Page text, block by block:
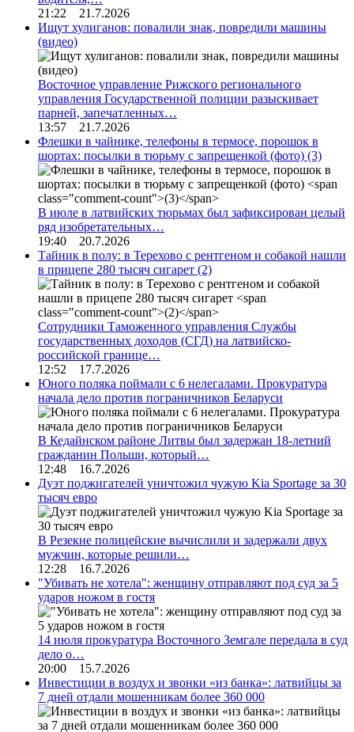
21:22 21.7.2026
Ищут хулиганов: повалили знак, повредили машины
(видео)
Восточное управление Рижского регионального
управления Государственной полиции разыскивает
парней, запечатленных…
13:57 21.7.2026
Флешки в чайнике, телефоны в термосе, порошок в
шортах: посылки в тюрьму с запрещенкой (фото) (3)
В июле в латвийских тюрьмах был зафиксирован целый
ряд изобретательных…
19:40 20.7.2026
Тайник в полу: в Терехово с рентгеном и собакой нашли
в прицепе 280 тысяч сигарет (2)
Сотрудники Таможенного управления Службы
государственных доходов (СГД) на латвийско-
российской границе…
12:52 17.7.2026
Юного поляка поймали с 6 нелегалами. Прокуратура
начала дело против пограничников Беларуси
В Кедайнском районе Литвы был задержан 18-летний
гражданин Польши, который…
12:48 16.7.2026
Дуэт поджигателей уничтожил чужую Kia Sportage за 30
тысяч евро
В Резекне полицейские вычислили и задержали двух
мужчин, которые решили…
12:28 16.7.2026
"Убивать не хотела": женщину отправляют под суд за 5
ударов ножом в гостя
14 июля прокуратура Восточного Земгале передала в суд
дело о…
20:00 15.7.2026
Инвестиции в воздух и звонки «из банка»: латвийцы за
7 дней отдали мошенникам более 360 000